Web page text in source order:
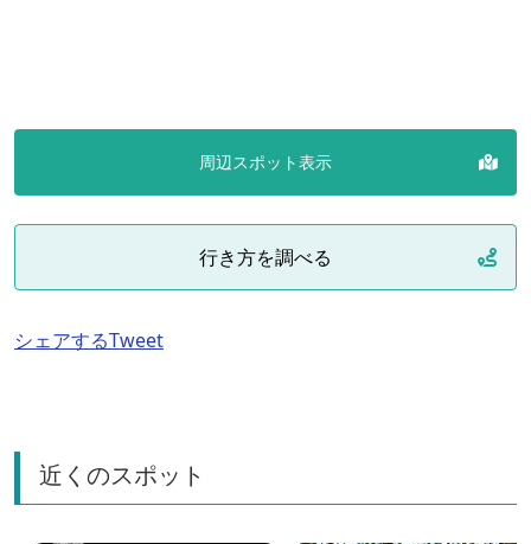
周辺スポット表示
行き方を調べる
シェアするTweet
近くのスポット